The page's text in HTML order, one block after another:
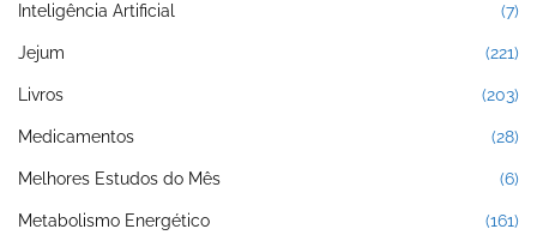
Inteligência Artificial (7)
Jejum (221)
Livros (203)
Medicamentos (28)
Melhores Estudos do Mês (6)
Metabolismo Energético (161)